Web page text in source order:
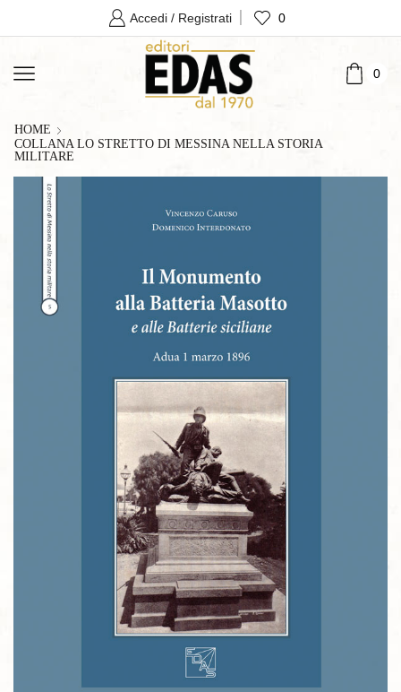
Accedi / Registrati 0
0
HOME
COLLANA LO STRETTO DI MESSINA NELLA STORIA
MILITARE